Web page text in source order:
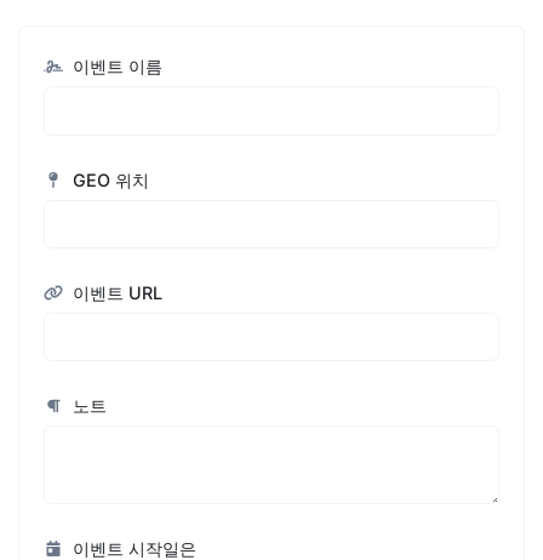
이벤트 이름
GEO 위치
이벤트 URL
노트
이벤트 시작일은